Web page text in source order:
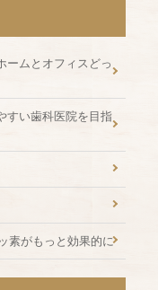
ームとオフィスどっ
すい歯科医院を目指
素がもっと効果的に